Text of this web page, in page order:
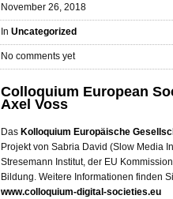
November 26, 2018
In Uncategorized
No comments yet
Colloquium European
Axel Voss
Das Kolloquium Europäische
Projekt von Sabria David (Slow Media
Stresemann Institut, der EU
Bildung. Weitere Informationen finden
www.colloquium-digital-societies.eu